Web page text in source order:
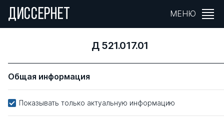
ДИССЕРНЕТ МЕНЮ
Д 521.017.01
Общая информация
Показывать только актуальную информацию